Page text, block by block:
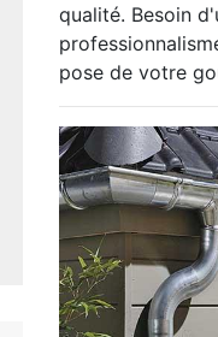
qualité. Besoin
pose de votre